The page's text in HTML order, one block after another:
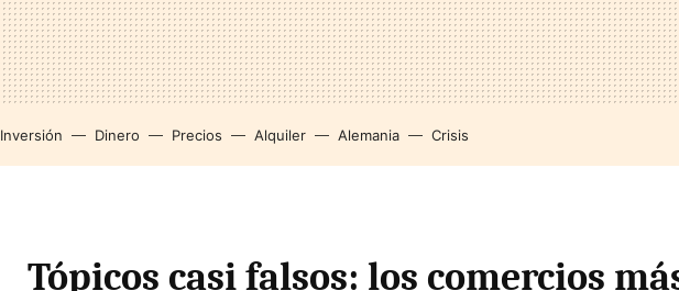
Inversión Dinero Precios Alquiler Alemania Crisis
Tópicos casi falsos: los comercios